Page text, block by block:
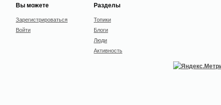
Вы можете
Зарегистрироваться
Войти
Разделы
Топики
Блоги
Люди
Активность